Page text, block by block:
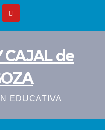
CAJAL de
EDUCATIVA